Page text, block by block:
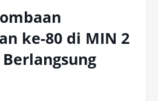
ke-80 di MIN 2